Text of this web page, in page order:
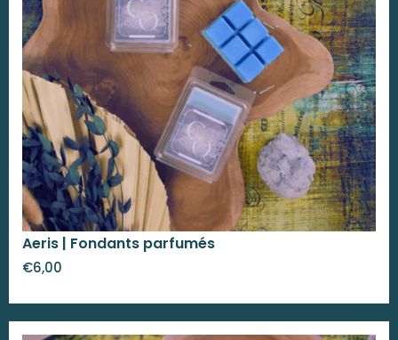
Aeris | Fondants parfumés
€6,00